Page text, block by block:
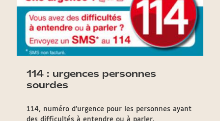
114 : urgences personnes
sourdes
114, numéro d’urgence pour les personnes ayant
des difficultés à entendre ou à parler.